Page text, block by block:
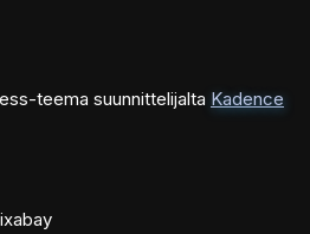
teema suunnittelijalta Kadence